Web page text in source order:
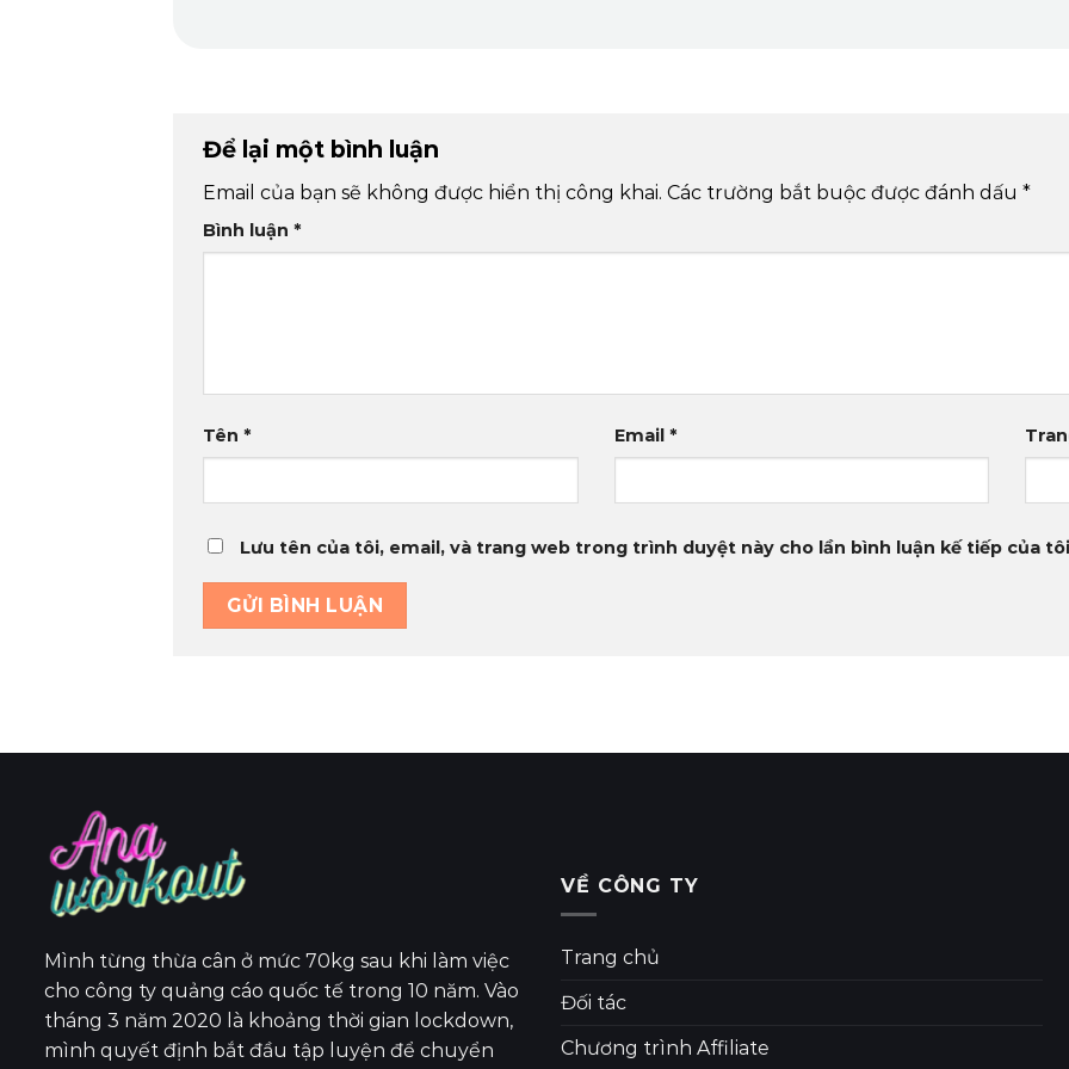
Để lại một bình luận
Email của bạn sẽ không được hiển thị công khai. Các trường bắt buộc được đánh dấu*
Bình luận*
Tên* Email *
Lưu tên của tôi, email, và trang web trong trình duyệt này cho lần bình luận kế tiếp của
Mình từng thừa cân ở mức 70kg sau khi làm việc
cho công ty quảng cáo quốc tế trong 10 năm. Vào
tháng 3 năm 2020 là khoảng thời gian lockdown,
mình quyết định bắt đầu tập luyện để chuyển
VỀ CÔNG TY
Trang chủ
Đối tác
Chương trình Affiliate